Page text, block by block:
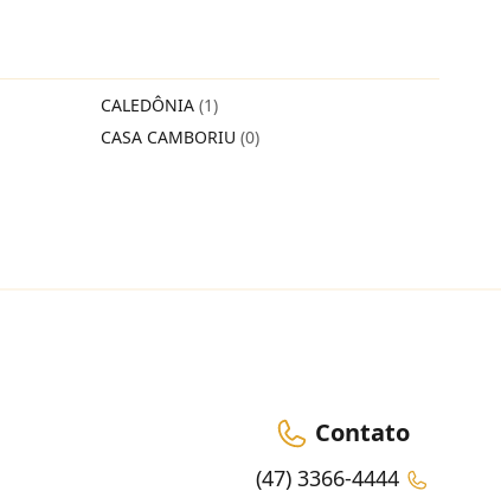
CALEDÔNIA (1)
CASA CAMBORIU (0)
Contato
(47) 3366-4444